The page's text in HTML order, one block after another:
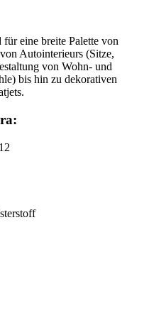
eine breite Palette von
Autointerieurs (Sitze,
von Wohn- und
bis hin zu dekorativen